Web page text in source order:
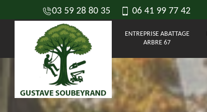
03 59 28 80 35 06 41 99 77 42
ENTREPRISE ABATTAGE
ARBRE 67